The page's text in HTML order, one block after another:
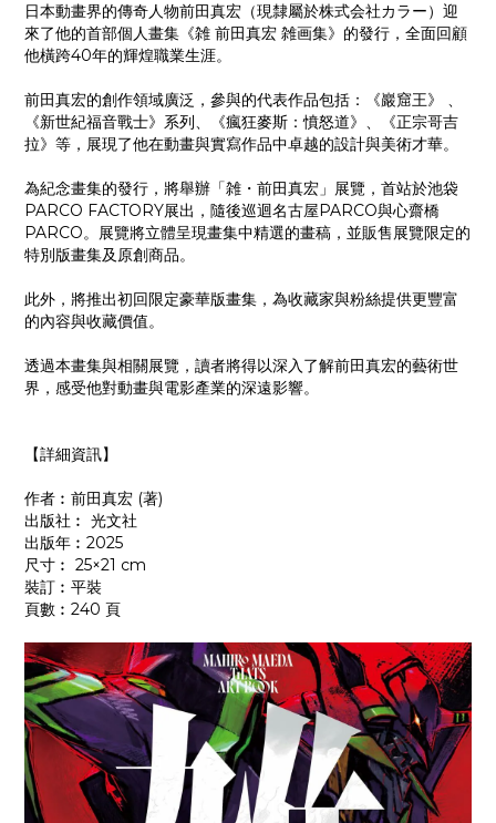
日本動畫界的傳奇人物前田真宏（現隸屬於株式会社カラー）迎
來了他的首部個人畫集《雑 前田真宏 雑画集》的發行，全面回顧
他橫跨40年的輝煌職業生涯。​
前田真宏的創作領域廣泛，參與的代表作品包括：《巖窟王》 、
《新世紀福音戰士》系列、《瘋狂麥斯：憤怒道》、《正宗哥吉
拉》等，展現了他在動畫與實寫作品中卓越的設計與美術才華。​
為紀念畫集的發行，將舉辦「雑・前田真宏」展覽，首站於池袋
PARCO FACTORY展出，隨後巡迴名古屋PARCO與心齋橋
PARCO。展覽將立體呈現畫集中精選的畫稿，並販售展覽限定的
特別版畫集及原創商品。 ​
此外，將推出初回限定豪華版畫集，為收藏家與粉絲提供更豐富
的內容與收藏價值。 ​
透過本畫集與相關展覽，讀者將得以深入了解前田真宏的藝術世
界，感受他對動畫與電影產業的深遠影響。
【詳細資訊】
作者︰前田真宏 (著)
出版社︰ 光文社
出版年︰2025
尺寸︰ 25×21 cm
裝訂︰平裝
頁數︰240 頁